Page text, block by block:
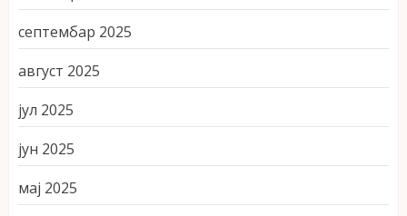
септембар 2025
август 2025
јул 2025
јун 2025
мај 2025